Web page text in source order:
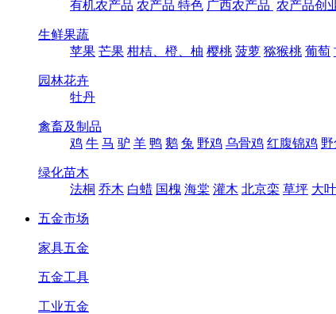
有机农产品 农产品 特色 广西农产品 农产品创
生鲜果蔬
苹果 芒果 柑桔、橙、柚 樱桃 菠萝 猕猴桃 葡萄
园林花卉
牡丹
禽畜及制品
鸡 牛 马 驴 羊 鸭 鹅 兔 野鸡 乌骨鸡 红腹锦鸡 野
绿化苗木
法桐 乔木 白蜡 国槐 海棠 灌木 北京栾 草坪 大
五金市场
家具五金
五金工具
工业五金